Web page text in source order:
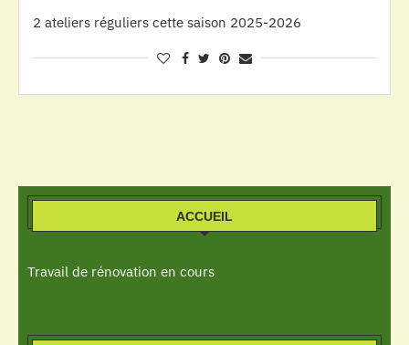
2 ateliers réguliers cette saison 2025-2026
ACCUEIL
Travail de rénovation en cours